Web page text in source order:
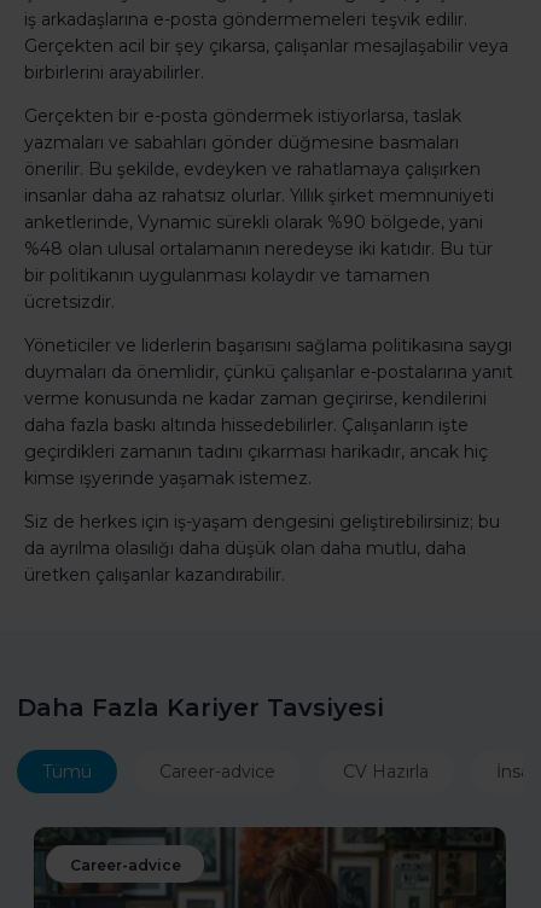
iş arkadaşlarına e-posta göndermemeleri teşvik edilir.
Gerçekten acil bir şey çıkarsa, çalışanlar mesajlaşabilir veya
birbirlerini arayabilirler.
Gerçekten bir e-posta göndermek istiyorlarsa, taslak
yazmaları ve sabahları gönder düğmesine basmaları
önerilir. Bu şekilde, evdeyken ve rahatlamaya çalışırken
insanlar daha az rahatsız olurlar. Yıllık şirket memnuniyeti
anketlerinde, Vynamic sürekli olarak %90 bölgede, yani
%48 olan ulusal ortalamanın neredeyse iki katıdır. Bu tür
bir politikanın uygulanması kolaydır ve tamamen
ücretsizdir.
Yöneticiler ve liderlerin başarısını sağlama politikasına saygı
duymaları da önemlidir, çünkü çalışanlar e-postalarına yanıt
verme konusunda ne kadar zaman geçirirse, kendilerini
daha fazla baskı altında hissedebilirler. Çalışanların işte
geçirdikleri zamanın tadını çıkarması harikadır, ancak hiç
kimse işyerinde yaşamak istemez.
Siz de herkes için iş-yaşam dengesini geliştirebilirsiniz; bu
da ayrılma olasılığı daha düşük olan daha mutlu, daha
üretken çalışanlar kazandırabilir.
Daha Fazla Kariyer Tavsiyesi
Tümü Career-advice CV Hazırla
Career-advice